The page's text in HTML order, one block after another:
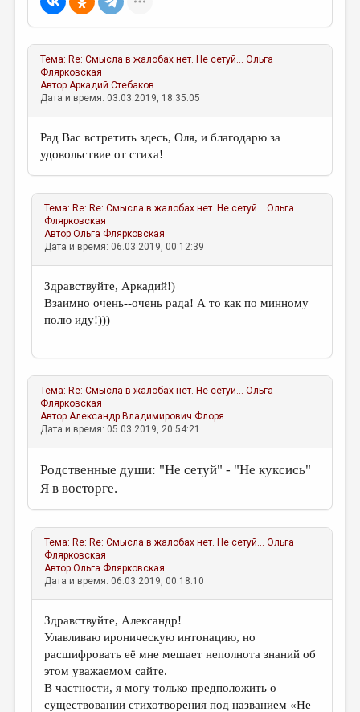
Тема: Re: Смысла в жалобах нет. Не сетуй... Ольга
Флярковская
АвторАркадий Стебаков
Дата и время: 03.03.2019, 18:35:05
Рад Вас встретить здесь, Оля, и благодарю за
удовольствие от стиха!
Тема: Re: Re: Смысла в жалобах нет. Не сетуй... Ольга
Флярковская
АвторОльга Флярковская
Дата и время: 06.03.2019, 00:12:39
Здравствуйте, Аркадий!)
Взаимно очень--очень рада! А то как по минному
полю иду!)))
Тема: Re: Смысла в жалобах нет. Не сетуй... Ольга
Флярковская
АвторАлександр Владимирович Флоря
Дата и время: 05.03.2019, 20:54:21
Родственные души: "Не сетуй" - "Не куксись"
Я в восторге.
Тема: Re: Re: Смысла в жалобах нет. Не сетуй... Ольга
Флярковская
АвторОльга Флярковская
Дата и время: 06.03.2019, 00:18:10
Здравствуйте, Александр!
Улавливаю ироническую интонацию, но
расшифровать её мне мешает неполнота знаний об
этом уважаемом сайте.
В частности, я могу только предположить о
существовании стихотворения под названием «Не